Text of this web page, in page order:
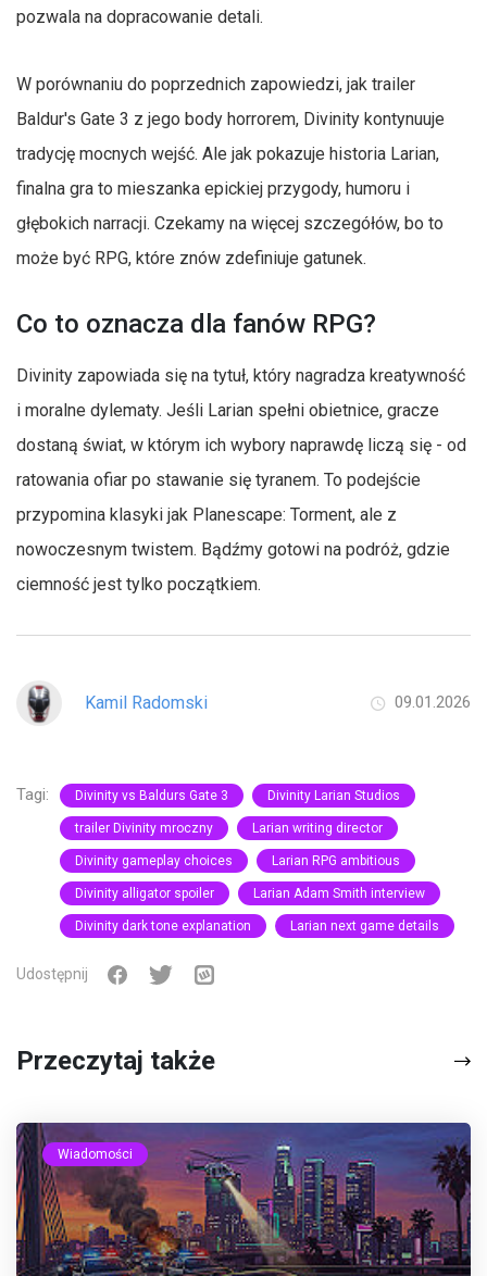
pozwala na dopracowanie detali.
W porównaniu do poprzednich zapowiedzi, jak trailer
Baldur's Gate 3 z jego body horrorem, Divinity kontynuuje
tradycję mocnych wejść. Ale jak pokazuje historia Larian,
finalna gra to mieszanka epickiej przygody, humoru i
głębokich narracji. Czekamy na więcej szczegółów, bo to
może być RPG, które znów zdefiniuje gatunek.
Co to oznacza dla fanów RPG?
Divinity zapowiada się na tytuł, który nagradza kreatywność
i moralne dylematy. Jeśli Larian spełni obietnice, gracze
dostaną świat, w którym ich wybory naprawdę liczą się - od
ratowania ofiar po stawanie się tyranem. To podejście
przypomina klasyki jak Planescape: Torment, ale z
nowoczesnym twistem. Bądźmy gotowi na podróż, gdzie
ciemność jest tylko początkiem.
Kamil Radomski 09.01.2026
Tagi: Divinity vs Baldurs Gate 3 Divinity Larian Studios
trailer Divinity mroczny Larian writing director
Divinity gameplay choices Larian RPG ambitious
Divinity alligator spoiler Larian Adam Smith interview
Divinity dark tone explanation Larian next game details
Udostępnij
Przeczytaj także
Wiadomości